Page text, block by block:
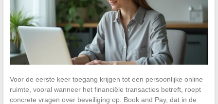
Voor de eerste keer toegang krijgen tot een persoonlijke online
ruimte, vooral wanneer het financiële transacties betreft, roept
concrete vragen over beveiliging op. Book and Pay, dat in de